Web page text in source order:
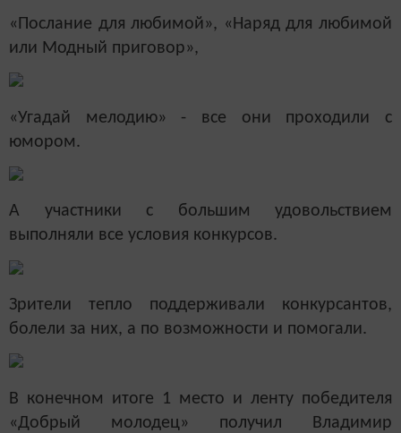
«Послание для любимой», «Наряд для любимой
или Модный приговор»,
«Угадай мелодию» - все они проходили с
юмором.
А участники с большим удовольствием
выполняли все условия конкурсов.
Зрители тепло поддерживали конкурсантов,
болели за них, а по возможности и помогали.
В конечном итоге 1 место и ленту победителя
«Добрый молодец» получил Владимир